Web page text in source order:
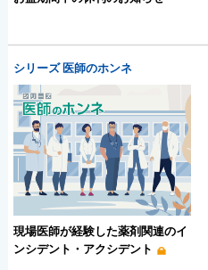
シリーズ 医師のホンネ
現場医師が経験した薬剤関連のイ
ンシデント・アクシデント